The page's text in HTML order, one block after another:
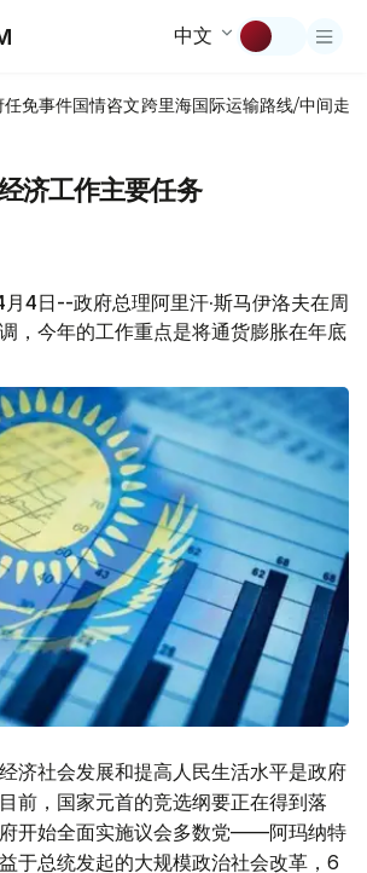
中文
任免事件国情咨文跨里海国际运输路线/中间走廊
济工作主要任务
4日--政府总理阿里汗·斯马伊洛夫在周
，今年的工作重点是将通货膨胀在年底
济社会发展和提高人民生活水平是政府
前，国家元首的竞选纲要正在得到落
开始全面实施议会多数党——阿玛纳特
于总统发起的大规模政治社会改革，6